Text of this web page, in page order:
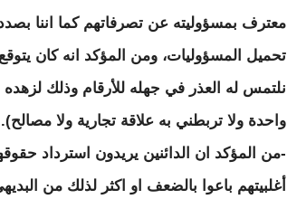
معترف بمسؤوليته عن تصرفاتهم كما اننا
تحميل المسؤوليات، ومن المؤكد انه كان
نلتمس له العذر في جهله للأرقام وذلك لزهده
واحدة ولا تربطني به علاقة تجارية ولا مصالح).
-من المؤكد ان الدائنين يريدون استرداد
أغلبيتهم باعوا بالضعف او اكثر لذلك من